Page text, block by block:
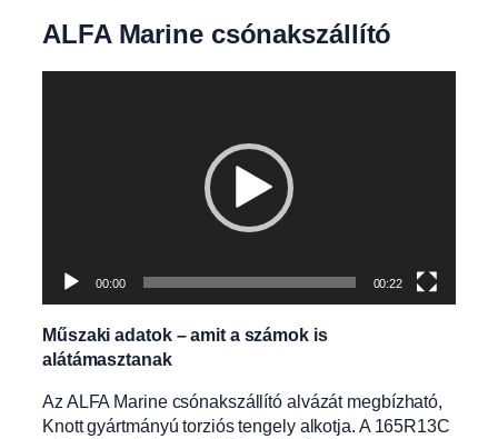
ALFA Marine csónakszállító
00:00 00:22
Műszaki adatok – amit a számok is
alátámasztanak
Az ALFA Marine csónakszállító alvázát megbízható,
Knott gyártmányú torziós tengely alkotja. A 165R13C